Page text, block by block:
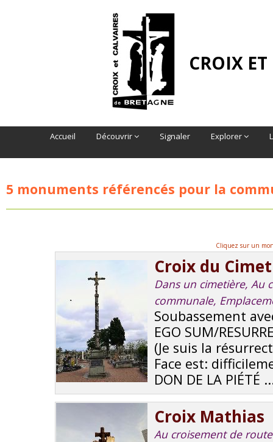
CROIX
Accueil Découvrir Signaler Explorer
5 monuments référencés pour la
Cliquez sur un
Croix du
Dans un cimetière, Au
communale,
Soubassement
EGO SUM/
(Je suis la
Face est:
DON DE LA PIÉTÉ
Croix Mathias
Au croisement de